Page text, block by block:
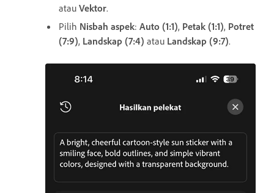
atau Vektor.
Pilih Nisbah aspek: Auto (1:1), Petak (1:1), Potret
(7:9), Landskap (7:4) atau Landskap (9:7).